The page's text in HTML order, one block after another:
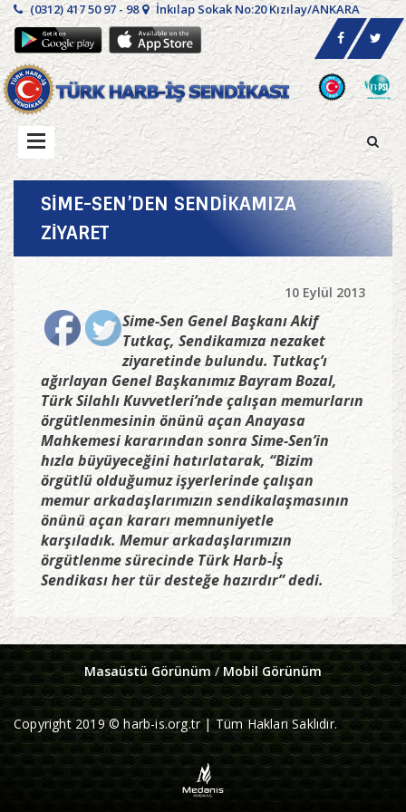
(0312) 417 50 97 - 98 İnkılap Sokak No:20 Kızılay/ANKARA
SİME-SEN’DEN SENDİKAMIZA
ZİYARET
10 Eylül 2013
Sime-Sen Genel Başkanı Akif
Tutkaç, Sendikamıza nezaket
ziyaretinde bulundu. Tutkaç’ı
ağırlayan Genel Başkanımız Bayram Bozal,
Türk Silahlı Kuvvetleri’nde çalışan memurların
örgütlenmesinin önünü açan Anayasa
Mahkemesi kararından sonra Sime-Sen’in
hızla büyüyeceğini hatırlatarak, “Bizim
örgütlü olduğumuz işyerlerinde çalışan
memur arkadaşlarımızın sendikalaşmasının
önünü açan kararı memnuniyetle
karşıladık. Memur arkadaşlarımızın
örgütlenme sürecinde Türk Harb-İş
Sendikası her tür desteğe hazırdır” dedi.
Masaüstü Görünüm/ Mobil Görünüm
Copyright 2019 © harb-is.org.tr | Tüm Hakları Saklıdır.